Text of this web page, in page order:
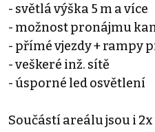
- světlá výška 5 m a více
- možnost pronájmu
- přímé vjezdy + rampy
- veškeré inž. sítě
- úsporné led osvětlení
Součástí areálu jsou i